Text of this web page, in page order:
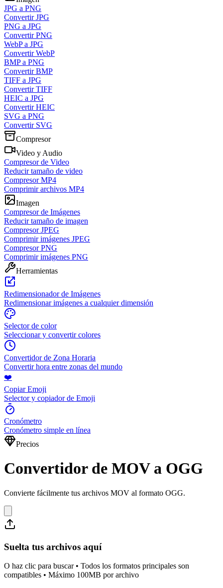
JPG a PNG
Convertir JPG
PNG a JPG
Convertir PNG
WebP a JPG
Convertir WebP
BMP a PNG
Convertir BMP
TIFF a JPG
Convertir TIFF
HEIC a JPG
Convertir HEIC
SVG a PNG
Convertir SVG
Compresor
Video y Audio
Compresor de Video
Reducir tamaño de video
Compresor MP4
Comprimir archivos MP4
Imagen
Compresor de Imágenes
Reducir tamaño de imagen
Compresor JPEG
Comprimir imágenes JPEG
Compresor PNG
Comprimir imágenes PNG
Herramientas
Redimensionador de Imágenes
Redimensionar imágenes a cualquier dimensión
Selector de color
Seleccionar y convertir colores
Convertidor de Zona Horaria
Convertir hora entre zonas del mundo
❤️
Copiar Emoji
Selector y copiador de Emoji
Cronómetro
Cronómetro simple en línea
Precios
Convertidor de MOV a OGG
Convierte fácilmente tus archivos MOV al formato OGG.
Suelta tus archivos aquí
O haz clic para buscar • Todos los formatos principales son
compatibles • Máximo 100MB por archivo